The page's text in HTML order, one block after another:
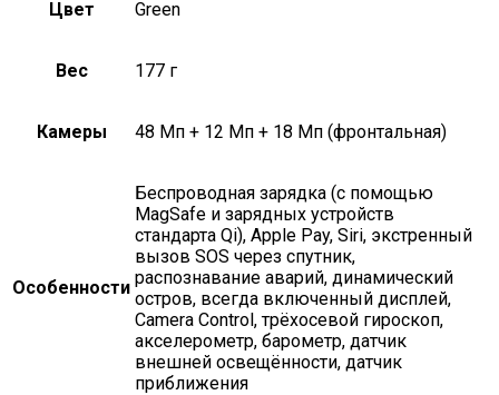
Цвет Green
Вес 177 г
Камеры 48 Мп + 12 Мп + 18 Мп (фронтальная)
Особенности
беспроводная зарядка (с помощью
MagSafe и зарядных устройств
стандарта Qi), Apple Pay, Siri, экстренный
вызов SOS через спутник,
распознавание аварий, динамический
остров, всегда включенный дисплей,
Camera Control, трёхосевой гироскоп,
акселерометр, барометр, датчик
внешней освещённости, датчик
приближения